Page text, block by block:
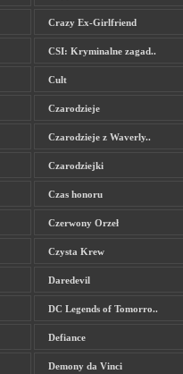
Crazy Ex-Girlfriend
CSI: Kryminalne zagad..
Cult
Czarodzieje
Czarodzieje z Waverly..
Czarodziejki
Czas honoru
Czerwony Orzeł
Czysta Krew
Daredevil
DC Legends of Tomorro..
Defiance
Demony da Vinci